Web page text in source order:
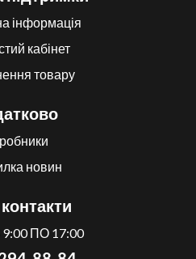
інформація
кабінет
товару
новин
ПО 17:00